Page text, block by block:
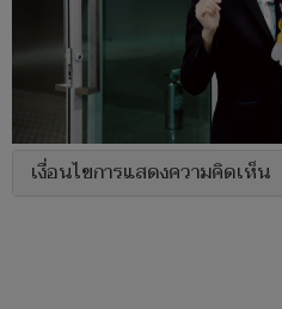
เงื่อนไขการแสดงความคิดเห็น